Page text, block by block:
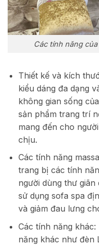
Các tính năng
Thiết kế và kích
kiểu dáng đa dạng
không gian sống
sản phẩm trang trí
mang đến cho
chịu.
Các tính năng
trang bị các tính
người dùng thư giãn
sử dụng sofa spa
và giảm đau lưng
Các tính năng
năng khác như đèn